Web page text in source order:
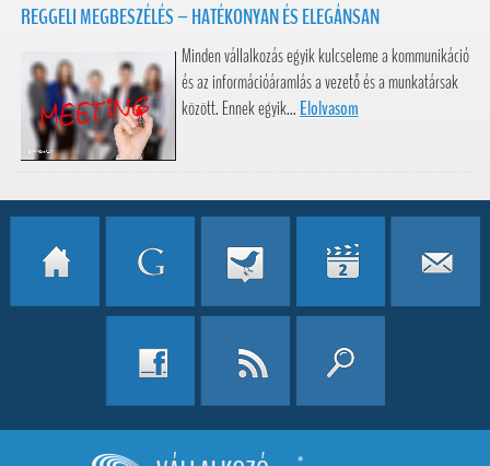
REGGELI MEGBESZÉLÉS – HATÉKONYAN ÉS ELEGÁNSAN
Minden vállalkozás egyik kulcseleme a kommunikáció
és az információáramlás a vezető és a munkatársak
között. Ennek egyik... Elolvasom